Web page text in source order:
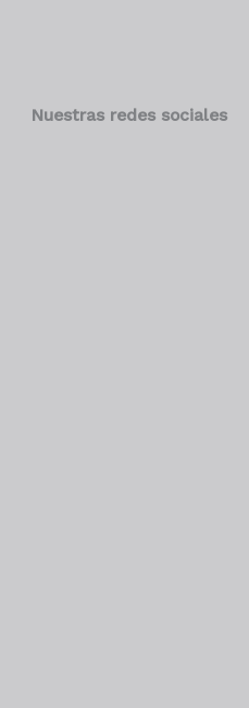
Nuestras redes sociales